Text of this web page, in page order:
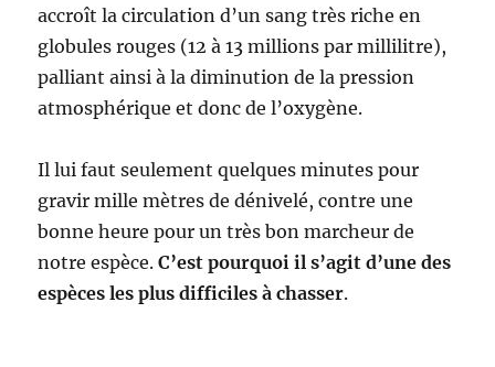
accroît la circulation d’un sang très riche en
globules rouges (12 à 13 millions par millilitre),
palliant ainsi à la diminution de la pression
atmosphérique et donc de l’oxygène.
Il lui faut seulement quelques minutes pour
gravir mille mètres de dénivelé, contre une
bonne heure pour un très bon marcheur de
notre espèce.C’est pourquoi il s’agit d’une des
espèces les plus difficiles à chasser.